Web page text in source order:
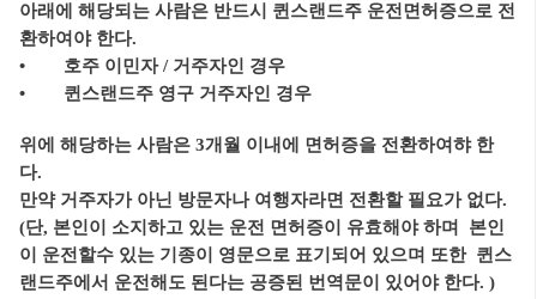
아래에 해당되는 사람은 반드시 퀸스랜드주 운전면허증으로 전
환하여야 한다.
• 호주 이민자 / 거주자인 경우
• 퀸스랜드주 영구 거주자인 경우
위에 해당하는 사람은 3개월 이내에 면허증을 전환하여햐 한
다.
만약 거주자가 아닌 방문자나 여행자라면 전환할 필요가 없다.
(단, 본인이 소지하고 있는 운전 면허증이 유효해야 하며 본인
이 운전할수 있는 기종이 영문으로 표기되어 있으며 또한 퀸스
랜드주에서 운전해도 된다는 공증된 번역문이 있어야 한다. )